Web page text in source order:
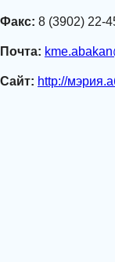
Факс: 8 (3902) 22-
Почта:
Сайт: http://